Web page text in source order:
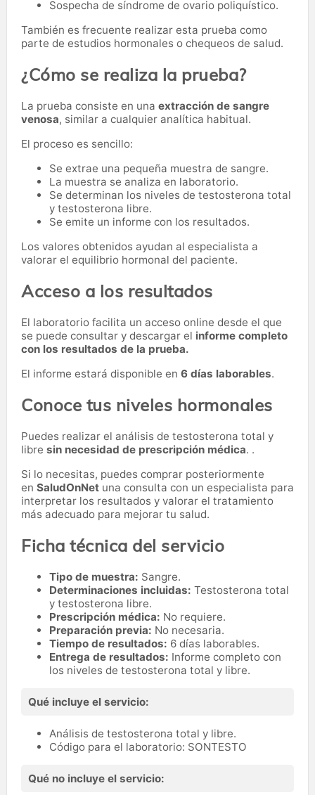
Sospecha de síndrome de ovario poliquístico.
También es frecuente realizar esta prueba como
parte de estudios hormonales o chequeos de salud.
¿Cómo se realiza la prueba?
La prueba consiste en una extracción de sangre
venosa, similar a cualquier analítica habitual.
El proceso es sencillo:
Se extrae una pequeña muestra de sangre.
La muestra se analiza en laboratorio.
Se determinan los niveles de testosterona total
y testosterona libre.
Se emite un informe con los resultados.
Los valores obtenidos ayudan al especialista a
valorar el equilibrio hormonal del paciente.
Acceso a los resultados
El laboratorio facilita un acceso online desde el que
se puede consultar y descargar el informe completo
con los resultados de la prueba.
El informe estará disponible en 6 días laborables.
Conoce tus niveles hormonales
Puedes realizar el análisis de testosterona total y
libre sin necesidad de prescripción médica. .
Si lo necesitas, puedes comprar posteriormente
en SaludOnNet una consulta con un especialista para
interpretar los resultados y valorar el tratamiento
más adecuado para mejorar tu salud.
Ficha técnica del servicio
Tipo de muestra: Sangre.
Determinaciones incluidas: Testosterona total
y testosterona libre.
Prescripción médica: No requiere.
Preparación previa: No necesaria.
Tiempo de resultados: 6 días laborables.
Entrega de resultados: Informe completo con
los niveles de testosterona total y libre.
Qué incluye el servicio:
Análisis de testosterona total y libre.
Código para el laboratorio: SONTESTO
Qué no incluye el servicio: